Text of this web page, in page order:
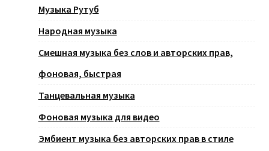
Музыка Рутуб
Народная музыка
Смешная музыка без слов и авторских прав,
фоновая, быстрая
Танцевальная музыка
Фоновая музыка для видео
Эмбиент музыка без авторских прав в стиле